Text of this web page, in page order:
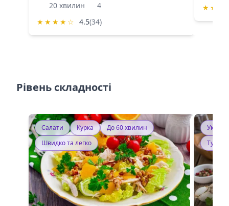
20 хвилин
4
★ ★ ★ ★ ☆ 4.5(34)
★ ★
Рівень складності
Салати Курка
До 60 хвилин
Швидко та легко